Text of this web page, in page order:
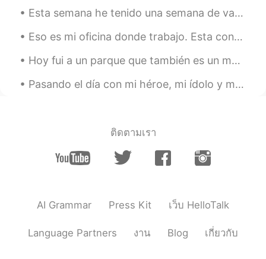
Alexander 2020.09.26 19:51
@Ovianny thanks 😊
Erika Castillo
ES EN
Este verano hiceuna ruta de
Yéstas son algunas de mis fotos
Esta semana he tenido una semana de vacaciones y he aprovechado para salir un día de senderismo. ...
Eso es mi oficina donde trabajo. Esta construido con mucho cristal y cuando hay nubes se reflejan...
Hoy fui a un parque que también es un museo al aire libre. Es uno de mis sitios preferido aquí en...
Pasando el día con mi héroe, mi ídolo y mi gran amigo, pero sobre todo es mi abuelo❤️ Quería apr...
ติดตามเรา
AI Grammar Press Kit เว็บ HelloTalk
Language Partners งาน Blog เกี่ยวกับ